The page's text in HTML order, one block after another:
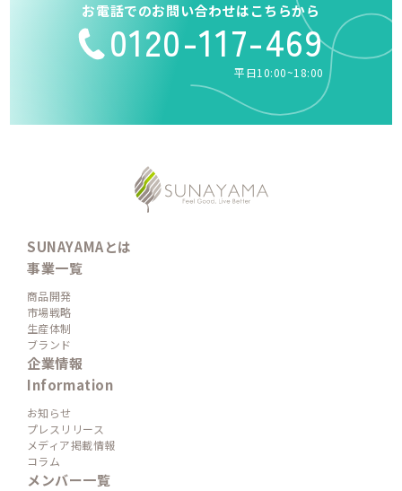
お電話でのお問い合わせはこちらから
0120-117-469
平日10:00~18:00
SUNAYAMAとは
事業一覧
商品開発
市場戦略
生産体制
ブランド
企業情報
Information
お知らせ
プレスリリース
メディア掲載情報
コラム
メンバー一覧